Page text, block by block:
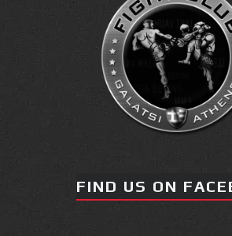
πραγματοποιήθηκε το
κλειστό σεμινάριο
Brazilian Jiu-Jitsu με τον
Grand Master Reyson
Gracie στο Fight Club
FIND US ON